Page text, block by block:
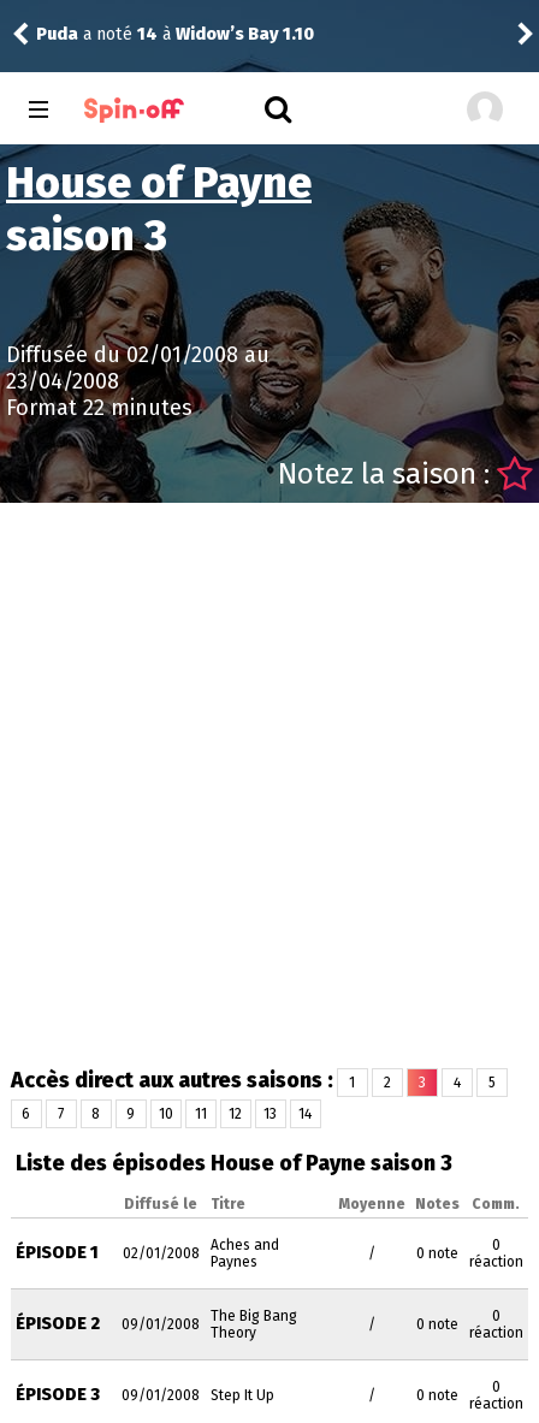
Puda a noté 14 à Widow’s Bay 1.10
House of Payne
saison 3
Diffusée du 02/01/2008 au
23/04/2008
Format 22 minutes
Notez la saison :
Accès direct aux autres saisons : 1 2 3 4
5
6
7 8 9 10 11 12 13 14
Liste des épisodes House of Payne saison 3
Diffusé le Titre Moyenne Notes Comm.
ÉPISODE 1 02/01/2008
Aches and
Paynes
/ 0 note
0
réaction
ÉPISODE 2 09/01/2008
The Big Bang
Theory
/ 0 note
0
réaction
ÉPISODE 3 09/01/2008 Step It Up / 0 note
0
réaction